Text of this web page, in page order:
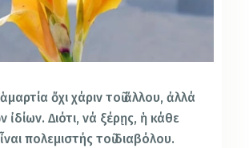
ὄχι χάριν τοῦ ἄλλου, ἀλλά
ἰδίων. Διότι, νά ξέρῃς, ἡ κάθε
πολεμιστής τοῦ διαβόλου.